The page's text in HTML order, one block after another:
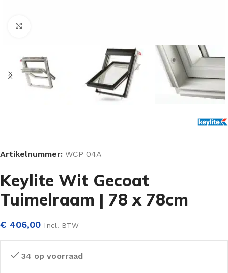
Artikelnummer: WCP 04A
Keylite Wit Gecoat
Tuimelraam | 78 x 78cm
€ 406,00 Incl. BTW
34 op voorraad